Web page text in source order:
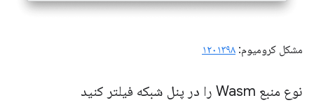
مشکل کرومیوم: ۱۲۰۱۳۹۸
نوع منبع Wasm را در پنل شبکه فیلتر کنید